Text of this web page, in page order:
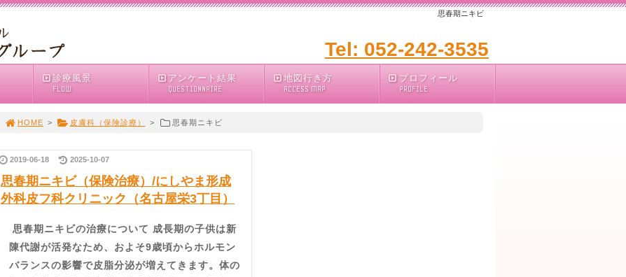
思春期ニキビ
Tel: 052-242-3535
診療風景
FLOW
アンケート結果
QUESTIONNAIRE
地図行き方
ACCESS MAP
プロフィール
PROFILE
HOME > 皮膚科（保険診療） > 思春期ニキビ
2019-06-18 2025-10-07
思春期ニキビ（保険治療）/にしやま形成
外科皮フ科クリニック（名古屋栄3丁目）
​ 思春期ニキビの治療について 成長期の子供は新
陳代謝が活発なため、およそ9歳頃からホルモン
バランスの影響で皮脂分泌が増えてきます。体の